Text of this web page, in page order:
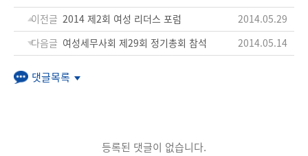
이전글 2014 제2회 여성 리더스 포럼
2014.05.29
다음글 여성세무사회 제29회 정기총회 참석 2014.05.14
댓글목록
등록된 댓글이 없습니다.